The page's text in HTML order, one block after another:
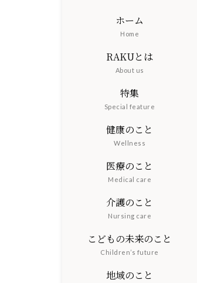
ホーム
Home
RAKUとは
About us
特集
Special feature
健康のこと
Wellness
医療のこと
Medical care
介護のこと
Nursing care
こどもの未来のこと
Children’s future
地域のこと